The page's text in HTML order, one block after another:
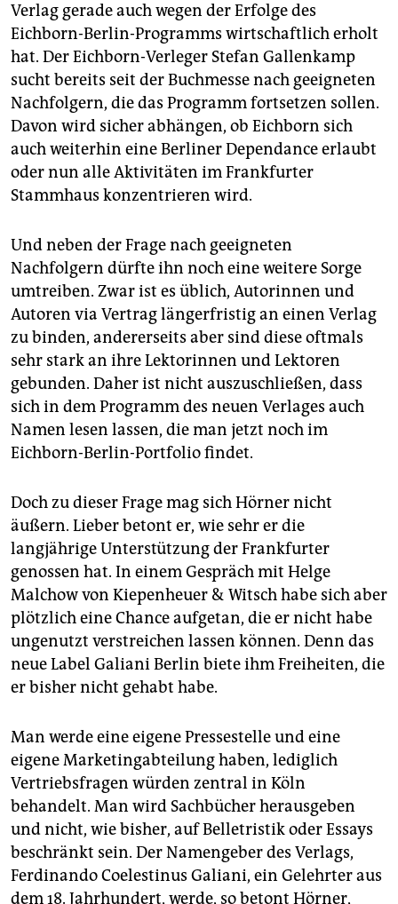
Verlag gerade auch wegen der Erfolge des
Eichborn-Berlin-Programms wirtschaftlich erholt
hat. Der Eichborn-Verleger Stefan Gallenkamp
sucht bereits seit der Buchmesse nach geeigneten
Nachfolgern, die das Programm fortsetzen sollen.
Davon wird sicher abhängen, ob Eichborn sich
auch weiterhin eine Berliner Dependance erlaubt
oder nun alle Aktivitäten im Frankfurter
Stammhaus konzentrieren wird.
Und neben der Frage nach geeigneten
Nachfolgern dürfte ihn noch eine weitere Sorge
umtreiben. Zwar ist es üblich, Autorinnen und
Autoren via Vertrag längerfristig an einen Verlag
zu binden, andererseits aber sind diese oftmals
sehr stark an ihre Lektorinnen und Lektoren
gebunden. Daher ist nicht auszuschließen, dass
sich in dem Programm des neuen Verlages auch
Namen lesen lassen, die man jetzt noch im
Eichborn-Berlin-Portfolio findet.
Doch zu dieser Frage mag sich Hörner nicht
äußern. Lieber betont er, wie sehr er die
langjährige Unterstützung der Frankfurter
genossen hat. In einem Gespräch mit Helge
Malchow von Kiepenheuer & Witsch habe sich aber
plötzlich eine Chance aufgetan, die er nicht habe
ungenutzt verstreichen lassen können. Denn das
neue Label Galiani Berlin biete ihm Freiheiten, die
er bisher nicht gehabt habe.
Man werde eine eigene Pressestelle und eine
eigene Marketingabteilung haben, lediglich
Vertriebsfragen würden zentral in Köln
behandelt. Man wird Sachbücher herausgeben
und nicht, wie bisher, auf Belletristik oder Essays
beschränkt sein. Der Namengeber des Verlags,
Ferdinando Coelestinus Galiani, ein Gelehrter aus
dem 18. Jahrhundert, werde, so betont Hörner,